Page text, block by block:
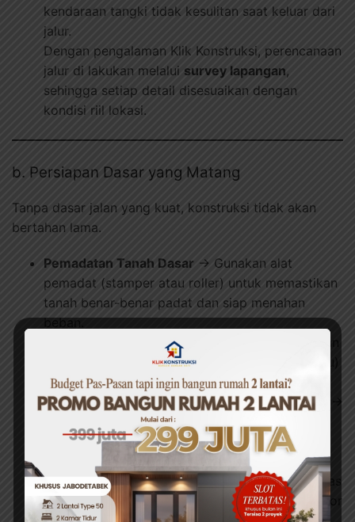
kendaraan tangki tidak kesulitan saat keluar dari
jalur.
Dengan pengalaman Klik Konstruksi, perencanaan
jalur di lakukan melalui survey lapangan,
sehingga setiap detail disesuaikan dengan
kondisi riil lokasi.
b. Persiapan Dasar yang Matang
Tanpa dasar jalan yang kuat, konstruksi tidak akan
bertahan lama.
Pemadatan Tanah Dasar → Gunakan alat
pemadat (stamper atau roller) untuk memastikan
tanah benar-benar padat dan siap menahan
beban.
Pembuatan Lapisan Dasar
pondasi berupa batu belah atau sirtu (pasir batu)
untuk memperkuat jalan.
Penanganan Khusus untuk Tanah Bermasalah
→
Jika tanah labil atau berair, gunakan geotextile
atau sistem cakar ayam (pondasi silang) agar
Tim Klik Konstruksi selalu memperhatikan kualitas
pemadatan dan lapisan dasar, karena inilah faktor